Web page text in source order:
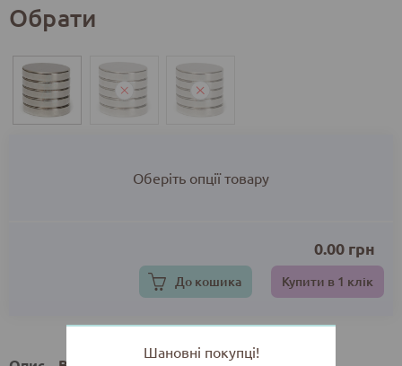
Обрати
Оберіть опції товару
0.00 грн
До кошика Купити в 1 клік
Шановні покупці!